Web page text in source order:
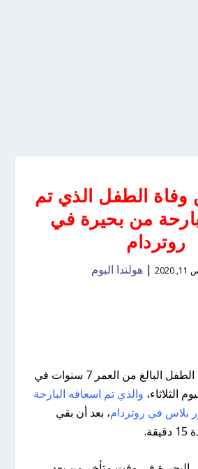
وفاة الطفل الذي تم
من بحيرة في
روتردام
|هولندا اليوم
تم الإعلان عن وفاة الطفل البالغ من العمر 7 سنوات في
الثلاثاء، والذي تم اسعافه البارحة
بلاس في روتردام، بعد أن بقي